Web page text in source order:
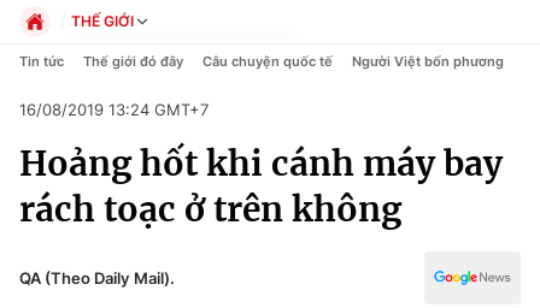
Chuyên mục
Chính trị
THẾ GIỚI
Chính trị
Pháp luật
Kinh tế
Thể thao
Truyền hình
Y tế
Tin tức Thế giới đó đây Câu chuyện quốc tế Người Việt bốn phương
16/08/2019 13:24 GMT+7
Hoảng hốt khi cánh máy bay
rách toạc ở trên không
QA (Theo Daily Mail).